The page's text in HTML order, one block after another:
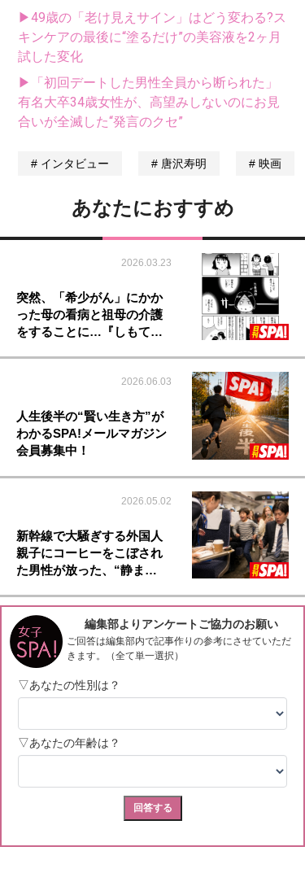
▶49歳の「老け見えサイン」はどう変わる?ス
キンケアの最後に“塗るだけ”の美容液を2ヶ月
試した変化
▶「初回デートした男性全員から断られた」
有名大卒34歳女性が、高望みしないのにお見
合いが全滅した“発言のクセ”
インタビュー 唐沢寿明 映画
あなたにおすすめ
2026.03.23
突然、「希少がん」にかか
った母の看病と祖母の介護
をすることに…『しもて…
2026.06.03
人生後半の“賢い生き方”が
わかるSPA!メールマガジン
会員募集中！
2026.05.02
新幹線で大騒ぎする外国人
親子にコーヒーをこぼされ
た男性が放った、“静ま…